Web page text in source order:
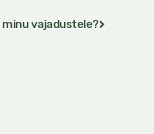
vajadustele?